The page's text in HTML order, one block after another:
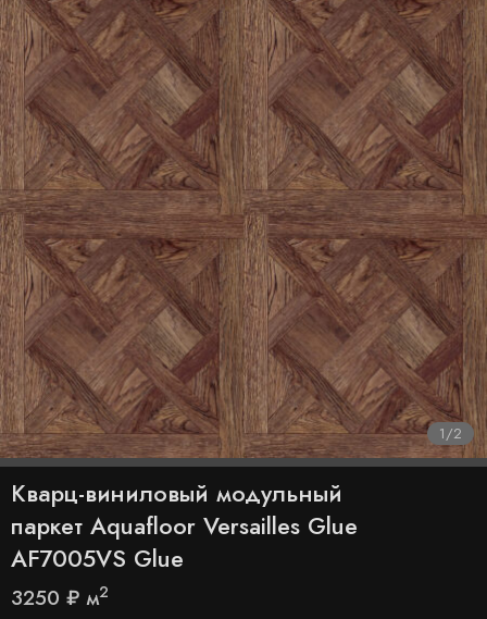
1/2
Кварц-виниловый модульный
паркет Aquafloor Versailles Glue
AF7005VS Glue
3250 ₽ м2